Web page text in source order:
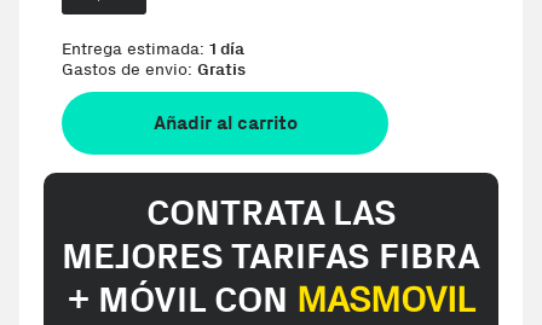
Entrega estimada: 1 día
Gastos de envio: Gratis
Añadir al carrito
CONTRATA LAS
MEJORES TARIFAS FIBRA
+ MÓVIL CON MASMOVIL